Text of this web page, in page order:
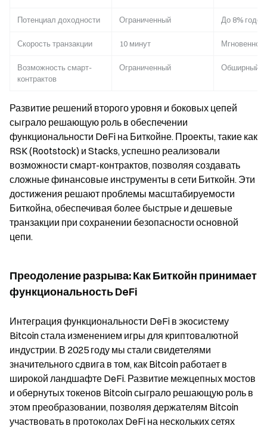
Потенциал доходности Ограниченный До 8%
Скорость транзакции 10 минут Мгновенно
Возможность смарт-
контрактов
Ограниченный Обширный
Развитие решений второго уровня и боковых цепей
сыграло решающую роль в обеспечении
функциональности DeFi на Биткойне. Проекты, такие как
RSK (Rootstock) и Stacks, успешно реализовали
возможности смарт-контрактов, позволяя создавать
сложные финансовые инструменты в сети Биткойн. Эти
достижения решают проблемы масштабируемости
Биткойна, обеспечивая более быстрые и дешевые
транзакции при сохранении безопасности основной
цепи.
Преодоление разрыва: Как Биткойн принимает
функциональность DeFi
Интеграция функциональности DeFi в экосистему
Bitcoin стала изменением игры для криптовалютной
индустрии. В 2025 году мы стали свидетелями
значительного сдвига в том, как Bitcoin работает в
широкой ландшафте DeFi. Развитие межцепных мостов
и обернутых токенов Bitcoin сыграло решающую роль в
этом преобразовании, позволяя держателям Bitcoin
участвовать в протоколах DeFi на нескольких сетях